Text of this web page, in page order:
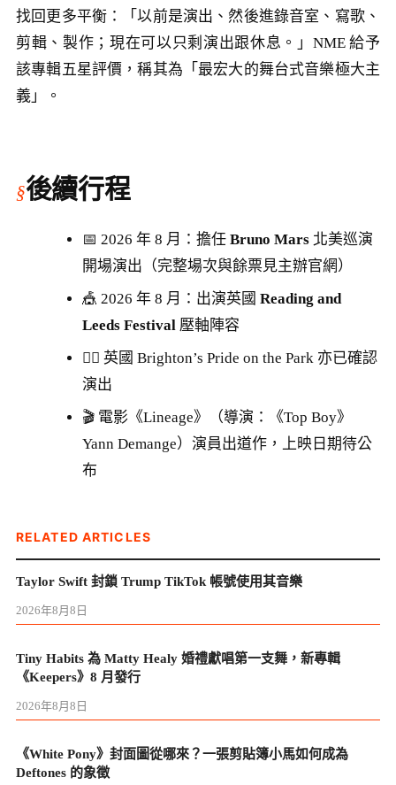
找回更多平衡：「以前是演出、然後進錄音室、寫歌、
剪輯、製作；現在可以只剩演出跟休息。」NME 給予
該專輯五星評價，稱其為「最宏大的舞台式音樂極大主
義」。
後續行程
📅 2026 年 8 月：擔任 Bruno Mars北美巡演
開場演出（完整場次與餘票見主辦官網）
🎪 2026 年 8 月：出演英國 Reading and
Leeds Festival壓軸陣容
🏳️‍🌈 英國 Brighton’s Pride on the Park 亦已確認
演出
🎬 電影《Lineage》（導演：《Top Boy》
Yann Demange）演員出道作，上映日期待公
布
RELATED ARTICLES
Taylor Swift 封鎖 Trump TikTok 帳號使用其音樂
2026年8月8日
Tiny Habits 為 Matty Healy 婚禮獻唱第一支舞，新專輯
《Keepers》8 月發行
2026年8月8日
《White Pony》封面圖從哪來？一張剪貼簿小馬如何成為
Deftones 的象徵